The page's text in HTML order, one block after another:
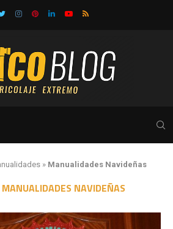
» Manualidades Navideñas
MANUALIDADES NAVIDEÑAS